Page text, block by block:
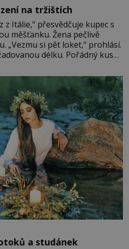
na tržištích
z Itálie,“ přesvědčuje kupec s
měšťanku. Žena pečlivě
„Vezmu si pět loket,“ prohlásí.
délku. Pořádný kus
sukni,“ zhodnotí švadlena
„Ošidili vás, podívejte.“
a studánek